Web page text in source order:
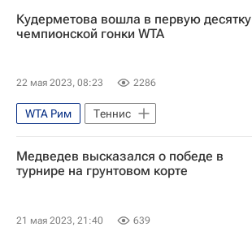
Кудерметова вошла в первую десятку
чемпионской гонки WTA
22 мая 2023, 08:23 2286
WTA Рим
Теннис
Вероника Кудерметова
Дарья Касаткина
Арина Соболенко
Медведев высказался о победе в
турнире на грунтовом корте
21 мая 2023, 21:40 639